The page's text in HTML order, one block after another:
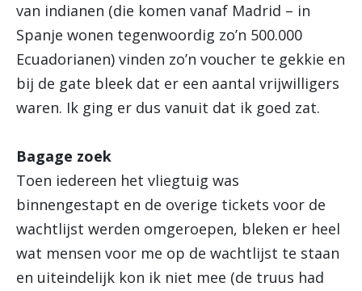
van indianen (die komen vanaf Madrid – in
Spanje wonen tegenwoordig zo’n 500.000
Ecuadorianen) vinden zo’n voucher te gekkie en
bij de gate bleek dat er een aantal vrijwilligers
waren. Ik ging er dus vanuit dat ik goed zat.
Bagage zoek
Toen iedereen het vliegtuig was
binnengestapt en de overige tickets voor de
wachtlijst werden omgeroepen, bleken er heel
wat mensen voor me op de wachtlijst te staan
en uiteindelijk kon ik niet mee (de truus had